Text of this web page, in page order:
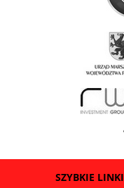
SZYBKIE LINKI